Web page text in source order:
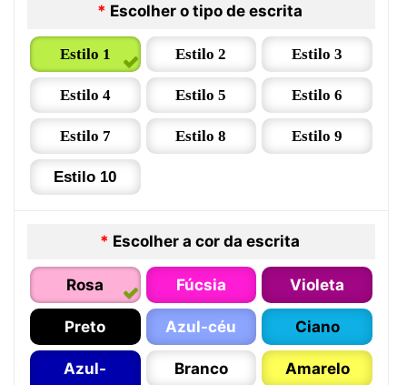
* Escolher o tipo de escrita
Estilo 1 Estilo 2 Estilo 3
Estilo 4 Estilo 5 Estilo 6
Estilo 7 Estilo 8 Estilo 9
Estilo 10
* Escolher a cor da escrita
Rosa Fúcsia Violeta
Preto Azul-céu Ciano
Azul-
Branco Amarelo